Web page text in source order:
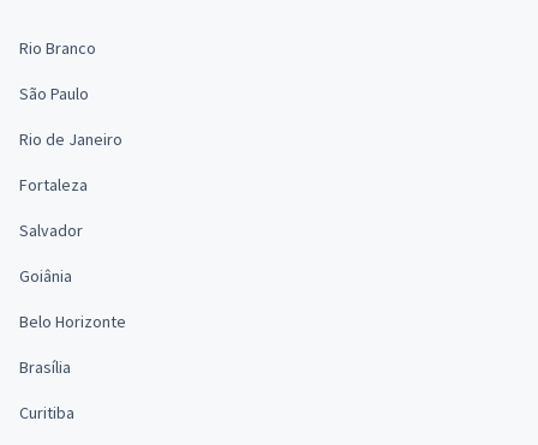
Rio Branco
São Paulo
Rio de Janeiro
Fortaleza
Salvador
Goiânia
Belo Horizonte
Brasília
Curitiba